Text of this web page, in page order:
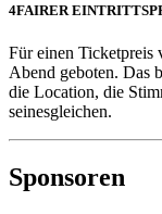
4FAIRER
Für einen Ticketpreis
Abend geboten. Das
die Location, die
seinesgleichen.
Sponsoren